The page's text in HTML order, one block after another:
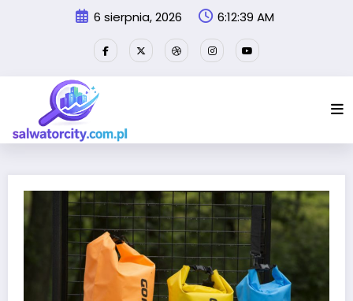
6 sierpnia, 2026 6:12:40 AM